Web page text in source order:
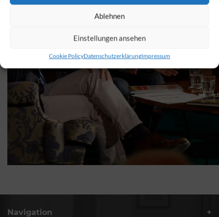
Ablehnen
Einstellungen ansehen
Cookie PolicyDatenschutzerklärungImpressum
Navigation